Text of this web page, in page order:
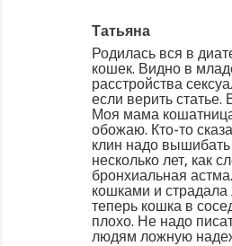
Татьяна
Родилась вся в
кошек. Видно в
расстройства
если верить
Моя мама
обожаю. Кто-то
клин надо
несколько лет, как
бронхиальная
кошками и
теперь кошка в
плохо. Не надо
людям ложную